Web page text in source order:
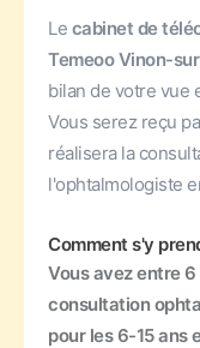
Le cabinet de
Temeoo Vinon-
bilan de votre vue
Vous serez reçu
réalisera la
l'ophtalmologiste
Comment s'y
Vous avez entre
consultation
pour les 6-15 ans